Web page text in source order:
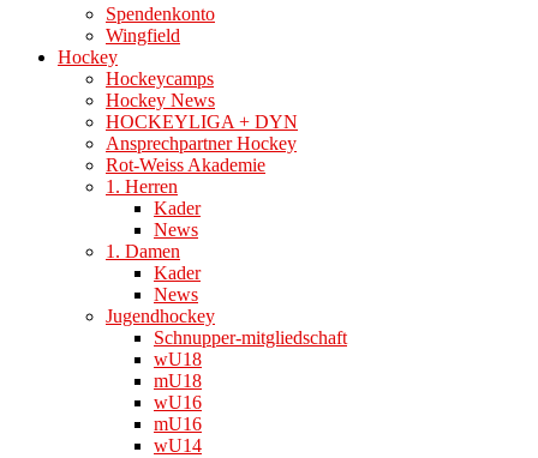
Spendenkonto
Wingfield
Hockey
Hockeycamps
Hockey News
HOCKEYLIGA + DYN
Ansprechpartner Hockey
Rot-Weiss Akademie
1. Herren
Kader
News
1. Damen
Kader
News
Jugendhockey
Schnupper-mitgliedschaft
wU18
mU18
wU16
mU16
wU14